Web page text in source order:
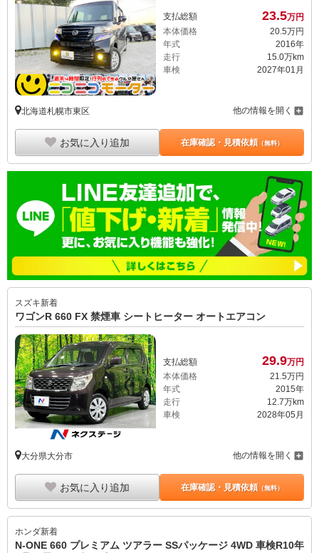
支払総額 23.5万円
本体価格
20. 5万円
年式
2016年
走行
15.0万km
車検
2027年01月
北海道札幌市東区 他の情報を開く
お気に入り追加 在庫確認・見積依頼（無料）
スズキ新着
ワゴンR 660 FX 禁煙車 シートヒーター オートエアコン
支払総額 29.9万円
本体価格
21.5万円
年式
2015年
走行
12.7万km
車検
2028年05月
大分県大分市 他の情報を開く
お気に入り追加 在庫確認・見積依頼（無料）
ホンダ新着
N-ONE 660 プレミアム ツアラー SSパッケージ 4WD 車検R10年